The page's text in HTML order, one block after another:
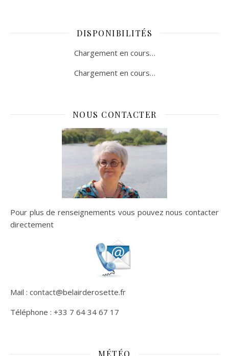
DISPONIBILITÉS
Chargement en cours…
Chargement en cours…
NOUS CONTACTER
Pour plus de renseignements vous pouvez nous contacter
directement
Mail : contact@belairderosette.fr
Téléphone : +33 7 64 34 67 17
MÉTÉO